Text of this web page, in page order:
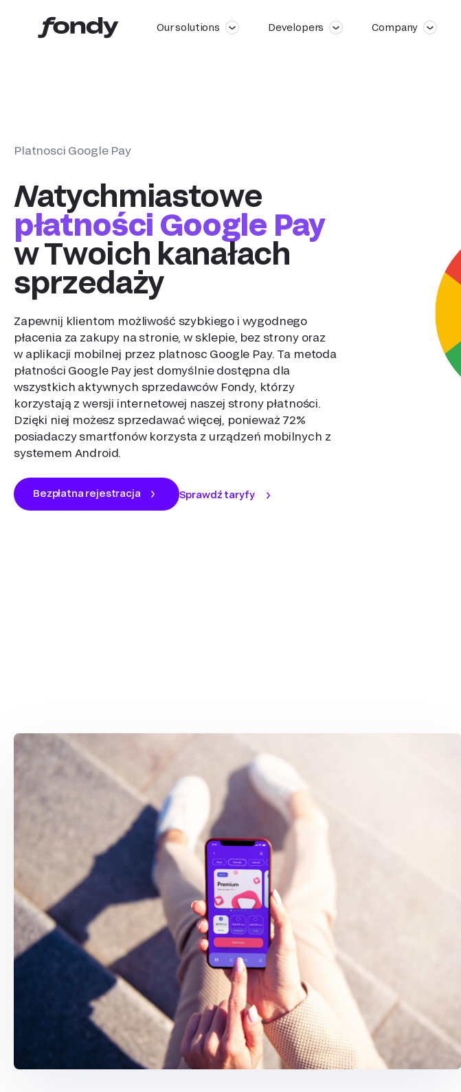
Our solutions Developers Company
Platnosci Google Pay
Natychmiastowe
płatności Google Pay
w Twoich kanałach
sprzedaży
Zapewnij klientom możliwość szybkiego i wygodnego
płacenia za zakupy na stronie, w sklepie, bez strony oraz
w aplikacji mobilnej przez platnosc Google Pay. Ta metoda
płatności Google Pay jest domyślnie dostępna dla
wszystkich aktywnych sprzedawców Fondy, którzy
korzystają z wersji internetowej naszej strony płatności.
Dzięki niej możesz sprzedawać więcej, ponieważ 72%
posiadaczy smartfonów korzysta z urządzeń mobilnych z
systemem Android.
Bezpłatna rejestracja Sprawdź taryfy